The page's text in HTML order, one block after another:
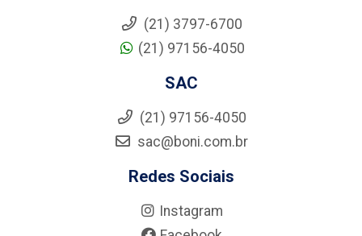
(21) 3797-6700
(21) 97156-4050
SAC
(21) 97156-4050
sac@boni.com.br
Redes Sociais
Instagram